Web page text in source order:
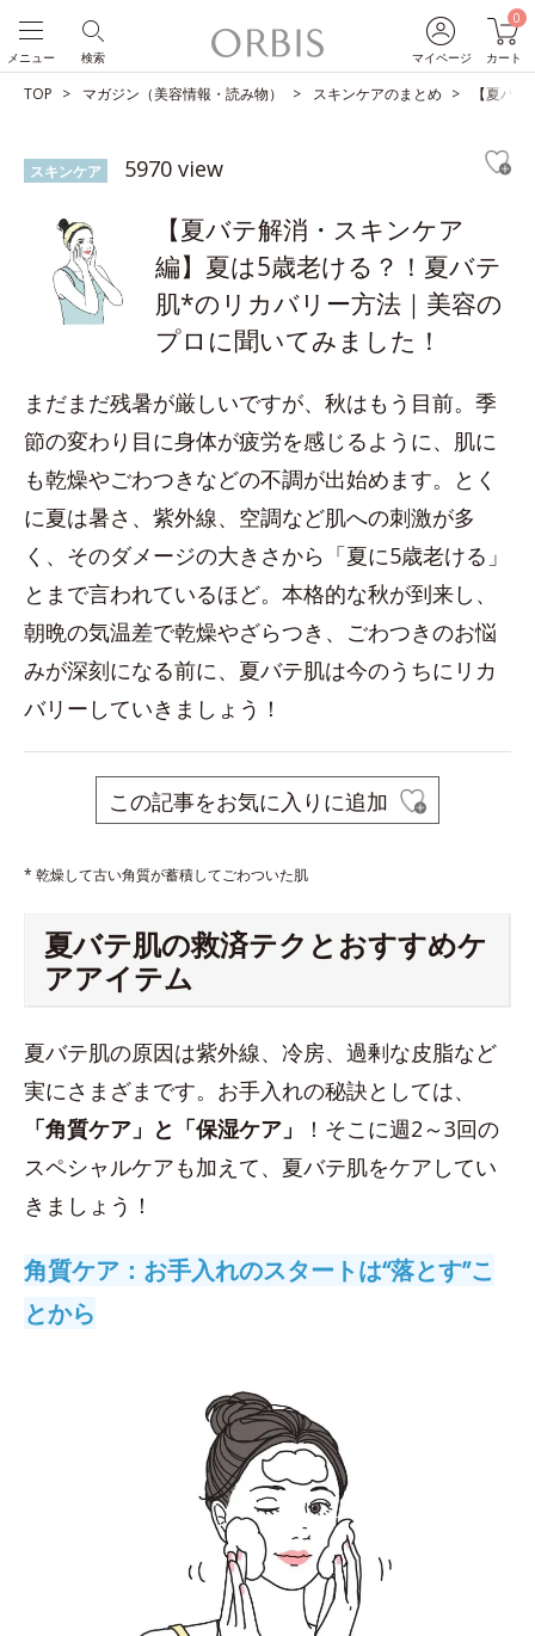
マイページ
0
カート
検索
メニュー
TOP マガジン（美容情報・読み物） スキンケアのまとめ 【夏バ
スキンケア 5970 view
【夏バテ解消・スキンケア
編】夏は5歳老ける？！夏バテ
肌*のリカバリー方法｜美容の
プロに聞いてみました！
まだまだ残暑が厳しいですが、秋はもう目前。季
節の変わり目に身体が疲労を感じるように、肌に
も乾燥やごわつきなどの不調が出始めます。とく
に夏は暑さ、紫外線、空調など肌への刺激が多
く、そのダメージの大きさから「夏に5歳老ける」
とまで言われているほど。本格的な秋が到来し、
朝晩の気温差で乾燥やざらつき、ごわつきのお悩
みが深刻になる前に、夏バテ肌は今のうちにリカ
バリーしていきましょう！
この記事をお気に入りに追加
* 乾燥して古い角質が蓄積してごわついた肌
夏バテ肌の救済テクとおすすめケ
アアイテム
夏バテ肌の原因は紫外線、冷房、過剰な皮脂など
実にさまざまです。お手入れの秘訣としては、
「角質ケア」と「保湿ケア」
！そこに週2～3回の
スペシャルケアも加えて、夏バテ肌をケアしてい
きましょう！
角質ケア：お手入れのスタートは“落とす”こ
とから